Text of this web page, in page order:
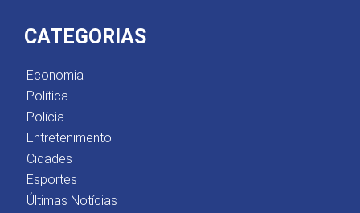
CATEGORIAS
Economia
Política
Polícia
Entretenimento
Cidades
Esportes
Últimas Notícias